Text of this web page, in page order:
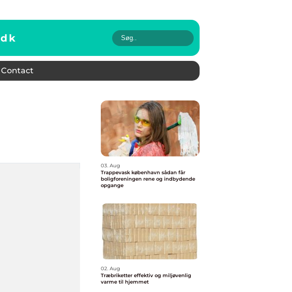
dk
Contact
03. Aug
Trappevask københavn sådan får
boligforeningen rene og indbydende
opgange
02. Aug
Træbriketter effektiv og miljøvenlig
varme til hjemmet